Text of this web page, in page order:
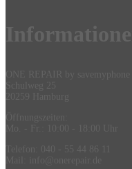
Information en
ONE REPAIR by savemyphone
Schulweg 25